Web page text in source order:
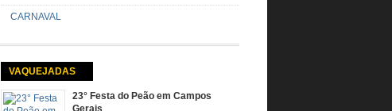
CARNAVAL
VAQUEJADAS
23° Festa do Peão em Campos
Gerais